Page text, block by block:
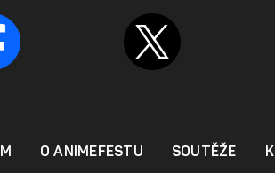
O ANIMEFESTU SOUTĚŽE